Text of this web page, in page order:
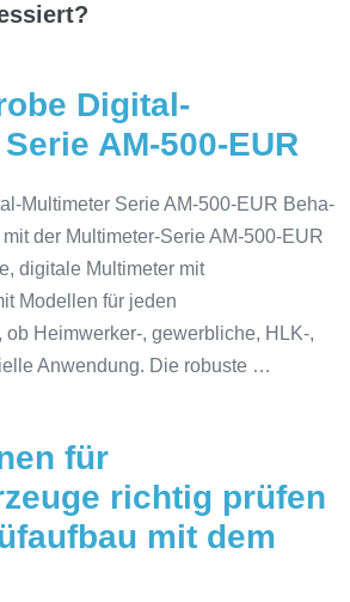
Digital-
AM-500-EUR
Multimeter Serie AM-500-EUR Beha-
der Multimeter-Serie AM-500-EUR
digitale Multimeter mit
Modellen für jeden
Heimwerker-, gewerbliche, HLK-,
Anwendung. Die robuste …
für
richtig prüfen
mit dem